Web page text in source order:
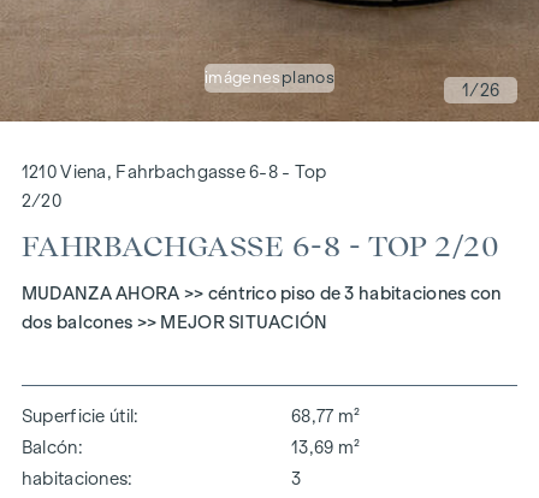
imágenes planos
1/26
1210 Viena, Fahrbachgasse 6-8 - Top
2/20
FAHRBACHGASSE 6-8 - TOP 2/20
MUDANZA AHORA >> céntrico piso de 3 habitaciones con
dos balcones >> MEJOR SITUACIÓN
Superficie útil
68,77 m²
Balcón
13,69 m²
habitaciones
3